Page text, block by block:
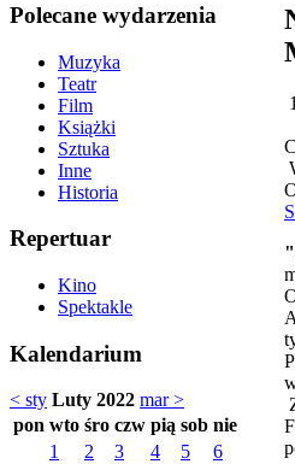
Polecane wydarzenia
Muzyka
Teatr
Film
Książki
Sztuka
Inne
Historia
Repertuar
Kino
Spektakle
Kalendarium
< sty Luty 2022 mar >
pon wto śro czw pią sob nie
1
2 3 4 5
6